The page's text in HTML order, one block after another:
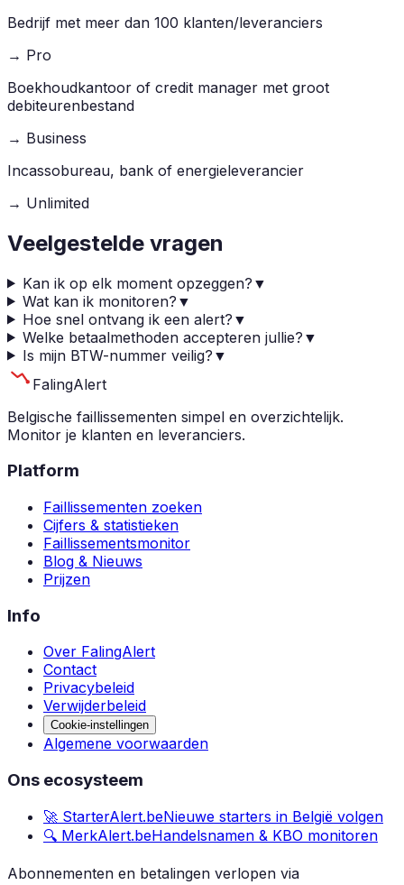
Bedrijf met meer dan 100 klanten/leveranciers
→ Pro
Boekhoudkantoor of credit manager met groot
debiteurenbestand
→ Business
Incassobureau, bank of energieleverancier
→ Unlimited
Veelgestelde vragen
Kan ik op elk moment opzeggen? ▼
Wat kan ik monitoren? ▼
Hoe snel ontvang ik een alert? ▼
Welke betaalmethoden accepteren jullie? ▼
Is mijn BTW-nummer veilig? ▼
FalingAlert
Belgische faillissementen simpel en overzichtelijk.
Monitor je klanten en leveranciers.
Platform
Faillissementen zoeken
Cijfers & statistieken
Faillissementsmonitor
Blog & Nieuws
Prijzen
Info
Over FalingAlert
Contact
Privacybeleid
Verwijderbeleid
Cookie-instellingen
Algemene voorwaarden
Ons ecosysteem
🚀 StarterAlert.beNieuwe starters in België volgen
🔍 MerkAlert.beHandelsnamen & KBO monitoren
Abonnementen en betalingen verlopen via